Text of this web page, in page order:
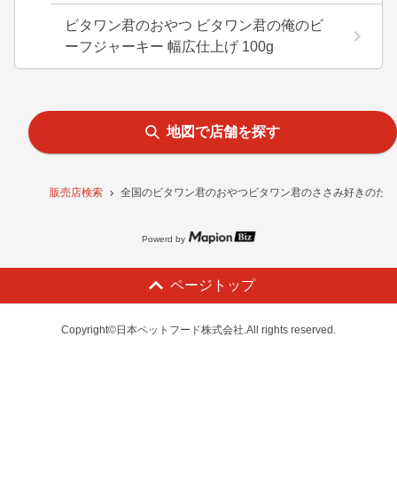
販売店検索 全国のビタワン君のおやつビタワン君のささみ好きのた
ビタワン君のおやつ ビタワン君の俺のビ
ーフジャーキー 幅広仕上げ 100g
地図で店舗を探す
Powerd by
ページトップ
Copyright©日本ペットフード株式会社.All rights reserved.